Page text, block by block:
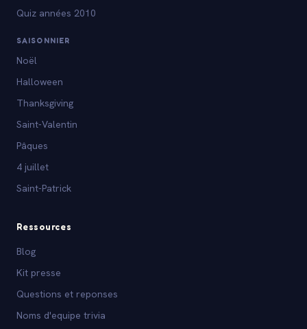
Quiz années 2010
SAISONNIER
Noël
Halloween
Thanksgiving
Saint-Valentin
Pâques
4 juillet
Saint-Patrick
Ressources
Blog
Kit presse
Questions et reponses
Noms d'equipe trivia